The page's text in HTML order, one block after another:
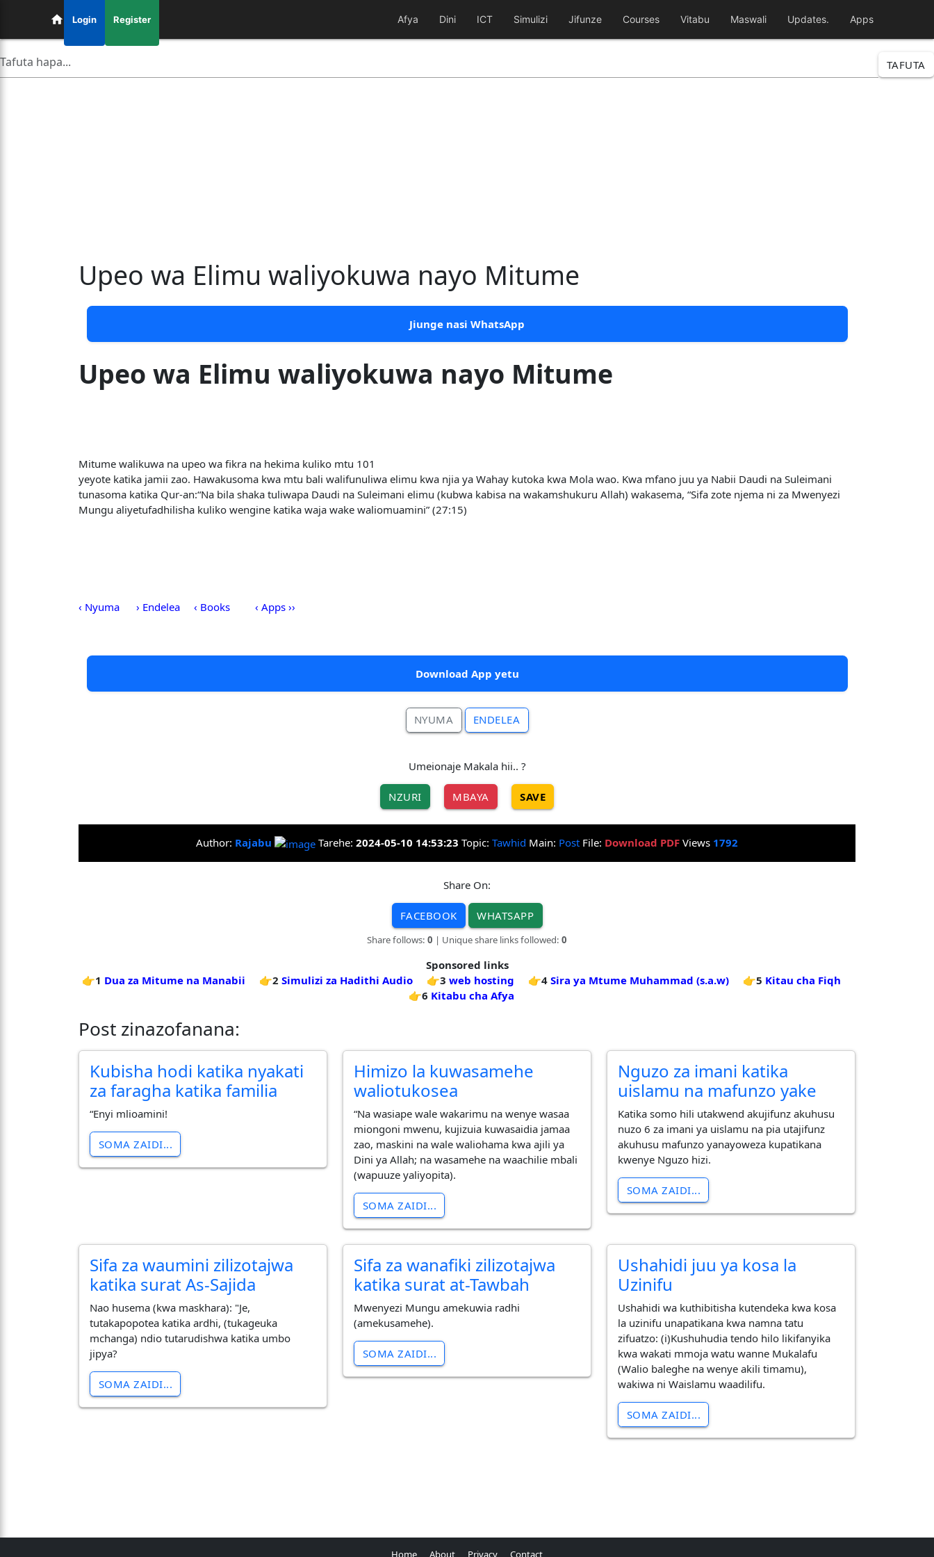
Login Register Afya Dini ICT Simulizi Jifunze Courses Vitabu Maswali Updates. Apps
TAFUTA
Upeo wa Elimu waliyokuwa nayo Mitume
Jiunge nasi WhatsApp
Upeo wa Elimu waliyokuwa nayo Mitume
Mitume walikuwa na upeo wa fikra na hekima kuliko mtu 101
yeyote katika jamii zao. Hawakusoma kwa mtu bali walifunuliwa elimu kwa njia ya Wahay kutoka kwa Mola wao. Kwa mfano juu ya Nabii Daudi na Suleimani
tunasoma katika Qur-an:“Na bila shaka tuliwapa Daudi na Suleimani elimu (kubwa kabisa na wakamshukuru Allah) wakasema, “Sifa zote njema ni za Mwenyezi
Mungu aliyetufadhilisha kuliko wengine katika waja wake waliomuamini” (27:15)
‹ Nyuma › Endelea ‹ Books ‹ Apps ››
Download App yetu
NYUMA ENDELEA
Umeionaje Makala hii.. ?
NZURI MBAYA SAVE
Author: Rajabu Tarehe: 2024-05-10 14:53:23 Topic: Tawhid Main: Post File: Download PDF Views 1792
Share On:
FACEBOOK WHATSAPP
Share follows: 0 | Unique share links followed: 0
Sponsored links
👉1 Dua za Mitume na Manabii 👉2 Simulizi za Hadithi Audio 👉3 web hosting 👉4 Sira ya Mtume Muhammad (s.a.w) 👉5 Kitau cha Fiqh
👉6 Kitabu cha Afya
Post zinazofanana:
Kubisha hodi katika nyakati
za faragha katika familia
“Enyi mlioamini!
SOMA ZAIDI...
Himizo la kuwasamehe
waliotukosea
“Na wasiape wale wakarimu na wenye wasaa
miongoni mwenu, kujizuia kuwasaidia jamaa
zao, maskini na wale waliohama kwa ajili ya
Dini ya Allah; na wasamehe na waachilie mbali
(wapuuze yaliyopita).
SOMA ZAIDI...
Nguzo za imani katika
uislamu na mafunzo yake
Katika somo hili utakwend akujifunz akuhusu
nuzo 6 za imani ya uislamu na pia utajifunz
akuhusu mafunzo yanayoweza kupatikana
kwenye Nguzo hizi.
SOMA ZAIDI...
Sifa za waumini zilizotajwa
katika surat As-Sajida
Nao husema (kwa maskhara): "Je,
tutakapopotea katika ardhi, (tukageuka
mchanga) ndio tutarudishwa katika umbo
jipya?
SOMA ZAIDI...
Sifa za wanafiki zilizotajwa
katika surat at-Tawbah
Mwenyezi Mungu amekuwia radhi
(amekusamehe).
SOMA ZAIDI...
Ushahidi juu ya kosa la
Uzinifu
Ushahidi wa kuthibitisha kutendeka kwa kosa
la uzinifu unapatikana kwa namna tatu
zifuatzo: (i)Kushuhudia tendo hilo likifanyika
kwa wakati mmoja watu wanne Mukalafu
(Walio baleghe na wenye akili timamu),
wakiwa ni Waislamu waadilifu.
SOMA ZAIDI...
Home About Privacy Contact